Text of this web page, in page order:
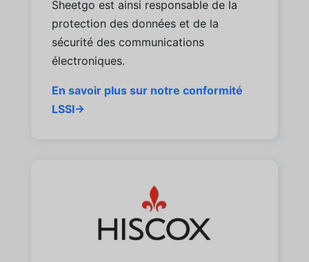
Sheetgo est ainsi responsable de la
protection des données et de la
sécurité des communications
électroniques.
En savoir plus sur notre conformité
LSSI→